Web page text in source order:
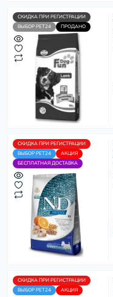
СКИДКА ПРИ РЕГИСТРАЦИИ
ВЫБОР PET24
ПРОДАНО
СКИДКА ПРИ РЕГИСТРАЦИИ
ВЫБОР PET24
АКЦИЯ
БЕСПЛАТНАЯ ДОСТАВКА
СКИДКА ПРИ РЕГИСТРАЦИИ
ВЫБОР PET24
АКЦИЯ